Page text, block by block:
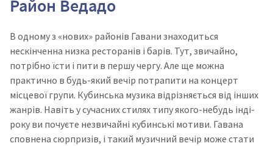
Район Ведадо
В одному з «нових» районів Гавани знаходиться
нескінченна низка ресторанів і барів. Тут, звичайно,
потрібно їсти і пити в першу чергу. Але ще можна
практично в будь-який вечір потрапити на концерт
місцевої групи. Кубинська музика відрізняється від інших
жанрів. Навіть у сучасних стилях типу якого-небудь інді-
року ви почуєте незвичайні кубинські мотиви. Гавана
сповнена сюрпризів, і такий музичний вечір може стати